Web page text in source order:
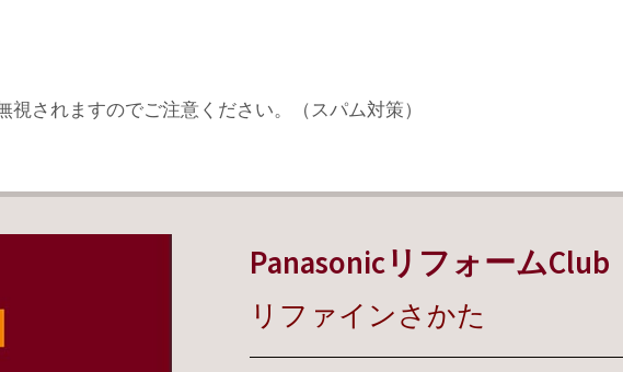
視されますのでご注意ください。（スパム対策）
PanasonicリフォームClub
リファインさかた